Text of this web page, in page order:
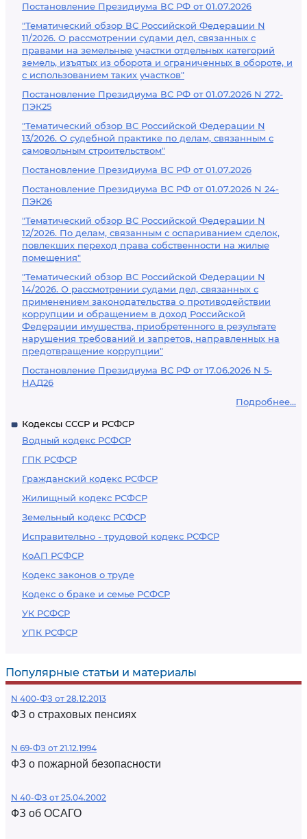
Постановление Президиума ВС РФ от 01.07.2026
"Тематический обзор ВС Российской Федерации N
11/2026. О рассмотрении судами дел, связанных с
правами на земельные участки отдельных категорий
земель, изъятых из оборота и ограниченных в обороте, и
с использованием таких участков"
Постановление Президиума ВС РФ от 01.07.2026 N 272-
ПЭК25
"Тематический обзор ВС Российской Федерации N
13/2026. О судебной практике по делам, связанным с
самовольным строительством"
Постановление Президиума ВС РФ от 01.07.2026
Постановление Президиума ВС РФ от 01.07.2026 N 24-
ПЭК26
"Тематический обзор ВС Российской Федерации N
12/2026. По делам, связанным с оспариванием сделок,
повлекших переход права собственности на жилые
помещения"
"Тематический обзор ВС Российской Федерации N
14/2026. О рассмотрении судами дел, связанных с
применением законодательства о противодействии
коррупции и обращением в доход Российской
Федерации имущества, приобретенного в результате
нарушения требований и запретов, направленных на
предотвращение коррупции"
Постановление Президиума ВС РФ от 17.06.2026 N 5-
НАД26
Подробнее...
Кодексы СССР и РСФСР
Водный кодекс РСФСР
ГПК РСФСР
Гражданский кодекс РСФСР
Жилищный кодекс РСФСР
Земельный кодекс РСФСР
Исправительно - трудовой кодекс РСФСР
КоАП РСФСР
Кодекс законов о труде
Кодекс о браке и семье РСФСР
УК РСФСР
УПК РСФСР
Популярные статьи и материалы
N 400-ФЗ от 28.12.2013
ФЗ о страховых пенсиях
N 69-ФЗ от 21.12.1994
ФЗ о пожарной безопасности
N 40-ФЗ от 25.04.2002
ФЗ об ОСАГО